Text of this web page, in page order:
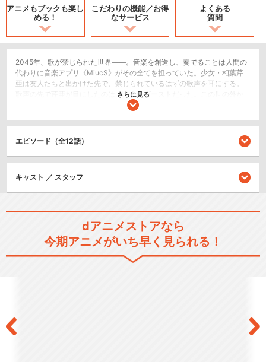
アニメもブックも楽し
める！
こだわりの機能／お得
なサービス
よくある
質問
2045年、歌が禁じられた世界――。音楽を創造し、奏でることは人間の
代わりに音楽アプリ《MiucS》がその全てを担っていた。少女・相葉芹
亜は友人たちと出かけた先で、禁じられているはずの歌声を耳にする。
歌声の先で芹亜が目にしたのは、一人のゴーストだった。この世の外か
ら顕れた偉人――"グレートゴースト"。霊能力者集団――"ＴＥＲＡ"。そ
語。」
SF/ファンタジー
ドラマ/青春
さらに見る
エピソード（全12話）
キャスト ／ スタッフ
dアニメストアなら
今期アニメがいち早く見られる！